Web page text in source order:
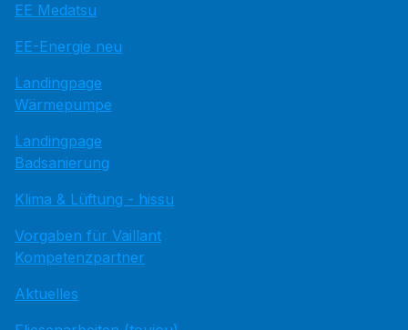
EE Medatsu
EE-Energie neu
Landingpage
Wärmepumpe
Landingpage
Badsanierung
Klima & Lüftung - hissu
Vorgaben für Vaillant
Kompetenzpartner
Aktuelles